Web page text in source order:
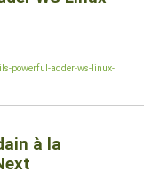
powerful-adder-ws-linux-
à la